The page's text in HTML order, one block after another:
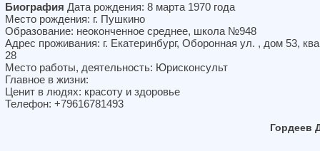
Биография Дата рождения: 8 марта 1970 года
Место рождения: г. Пушкино
Образование: неоконченное среднее, школа №948
Адрес проживания: г. Екатеринбург, Оборонная ул. , дом 53,
28
Место работы, деятельность: Юрисконсульт
Главное в жизни:
Ценит в людях: красоту и здоровье
Телефон: +79616781493
Гордеев